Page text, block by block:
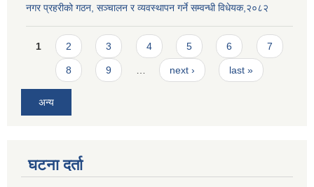
नगर प्रहरीको गठन, सञ्चालन र व्यवस्थापन गर्ने सम्वन्धी विधेयक,२०८२
Pages
1 2 3 4 5 6 7
8 9 next › last »
अन्य
घटना दर्ता